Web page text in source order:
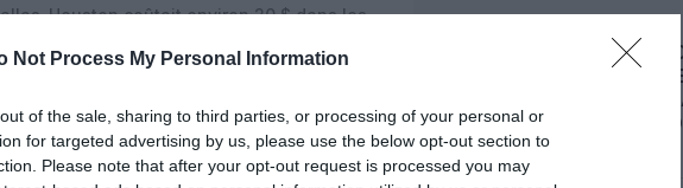
Not Process My Personal Information
of the sale, sharing to third parties, or processing of your personal or
for targeted advertising by us, please use the below opt-out section to
Please note that after your opt-out request is processed you may
Houston coûtait environ20 $dans les
bien moins que les concurrents).
de voyage coûteuses en
téléphone, puis via son site internet dès
2026 :
LES